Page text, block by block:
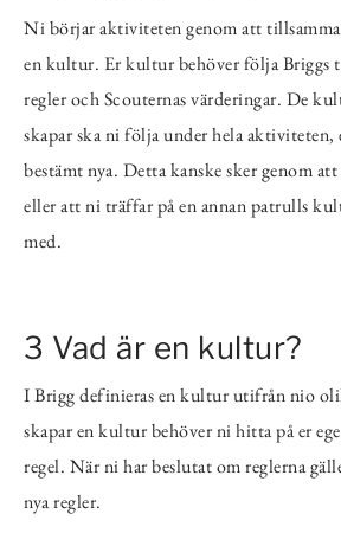
Ni börjar aktiviteten genom att
en kultur. Er kultur behöver följa Briggs
regler och Scouternas värderingar. De
skapar ska ni följa under hela
bestämt nya. Detta kanske sker genom
eller att ni träffar på en annan patrulls
med.
3 Vad är en kultur?
I Brigg definieras en kultur utifrån nio
skapar en kultur behöver ni hitta på er
regel. När ni har beslutat om reglerna
nya regler.